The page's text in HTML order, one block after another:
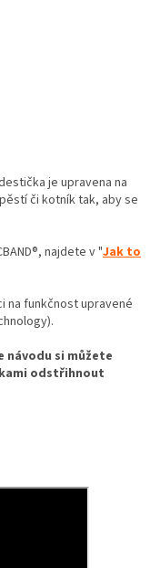
je upravena na
či kotník tak, aby se
najdete v "Jak to
na funkčnost upravené
návodu si můžete
odstřihnout